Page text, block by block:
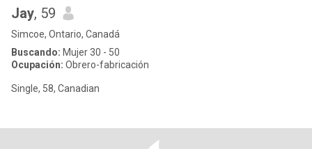
Jay, 59
Simcoe, Ontario, Canadá
Buscando: Mujer 30 - 50
Ocupación: Obrero-fabricación
Single, 58, Canadian